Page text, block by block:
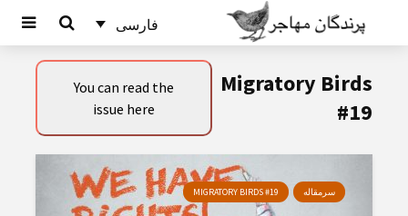
فارسی
Migratory Birds
#19
You can read the
issue here
سرمقاله MIGRATORY BIRDS #19